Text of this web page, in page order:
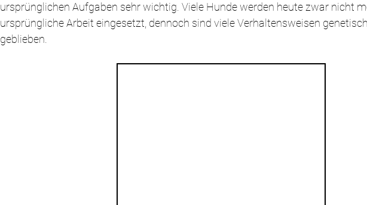
ursprünglichen Aufgaben sehr wichtig. Viele Hunde werden heute zwar nicht
ursprüngliche Arbeit eingesetzt, dennoch sind viele Verhaltensweisen
geblieben.